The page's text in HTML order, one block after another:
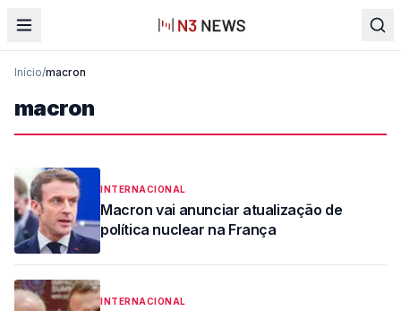
Início/macron
macron
INTERNACIONAL
Macron vai anunciar atualização de
política nuclear na França
INTERNACIONAL